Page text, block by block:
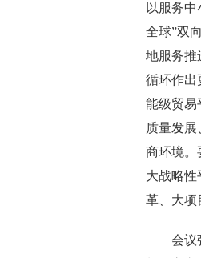
以服务
全球”双
地服务推
循环作出
能级贸易
质量发
商环境。
大战略性
革、大项
会议强